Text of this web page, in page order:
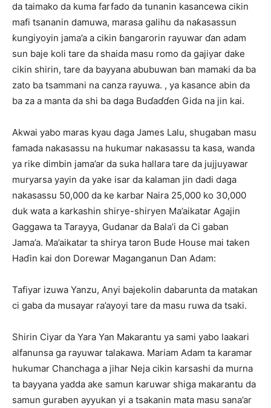
da taimako da kuma farfado da tunanin kasancewa cikin
mafi tsananin damuwa, marasa galihu da naƙasassun
ƙungiyoyin jama’a a cikin ɓangarorin rayuwar ɗan adam
sun baje koli tare da shaida masu romo da gajiyar dake
cikin shirin, tare da bayyana abubuwan ban mamaki da ba
zato ba tsammani na canza rayuwa. , ya kasance abin da
ba za a manta da shi ba daga Buɗaɗɗen Gida na jin kai.
Akwai yabo maras kyau daga James Lalu, shugaban masu
famada nakasassu na hukumar nakasassu ta kasa, wanda
ya rike dimbin jama’ar da suka hallara tare da jujjuyawar
muryarsa yayin da yake isar da kalaman jin dadi daga
nakasassu 50,000 da ke karbar Naira 25,000 ko 30,000
duk wata a karkashin shirye-shiryen Ma’aikatar Agajin
Gaggawa ta Tarayya, Gudanar da Bala’i da Ci gaban
Jama’a. Ma’aikatar ta shirya taron Bude House mai taken
Haɗin kai don Dorewar Maganganun Dan Adam:
Tafiyar izuwa Yanzu, Anyi bajekolin dabarunta da matakan
ci gaba da musayar ra’ayoyi tare da masu ruwa da tsaki.
Shirin Ciyar da Yara Yan Makarantu ya sami yabo laakari
alfanunsa ga rayuwar talakawa. Mariam Adam ta karamar
hukumar Chanchaga a jihar Neja cikin karsashi da murna
ta bayyana yadda ake samun karuwar shiga makarantu da
samun guraben ayyukan yi a tsakanin mata masu sana’ar